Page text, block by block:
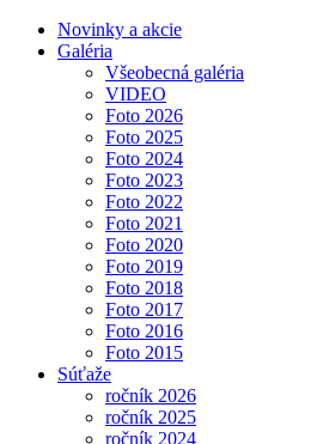
Novinky a akcie
Galéria
Všeobecná galéria
VIDEO
Foto 2026
Foto 2025
Foto 2024
Foto 2023
Foto 2022
Foto 2021
Foto 2020
Foto 2019
Foto 2018
Foto 2017
Foto 2016
Foto 2015
Súťaže
ročník 2026
ročník 2025
ročník 2024